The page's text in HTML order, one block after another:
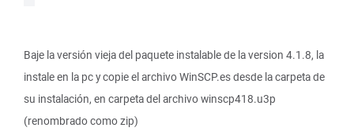
Baje la versión vieja del paquete instalable de la version 4.1.8, la
instale en la pc y copie el archivo WinSCP.es desde la carpeta de
su instalación, en carpeta del archivo winscp418.u3p
(renombrado como zip)